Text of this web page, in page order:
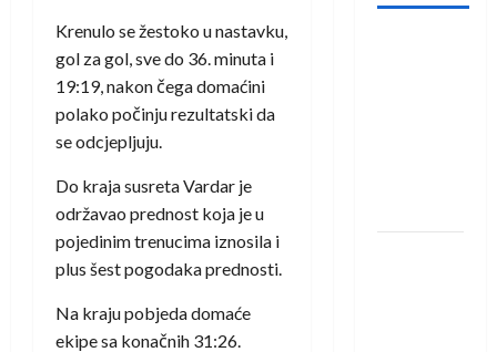
Krenulo se žestoko u nastavku,
gol za gol, sve do 36. minuta i
19:19, nakon čega domaćini
polako počinju rezultatski da
se odcjepljuju.
Do kraja susreta Vardar je
održavao prednost koja je u
pojedinim trenucima iznosila i
plus šest pogodaka prednosti.
Na kraju pobjeda domaće
ekipe sa konačnih 31:26.